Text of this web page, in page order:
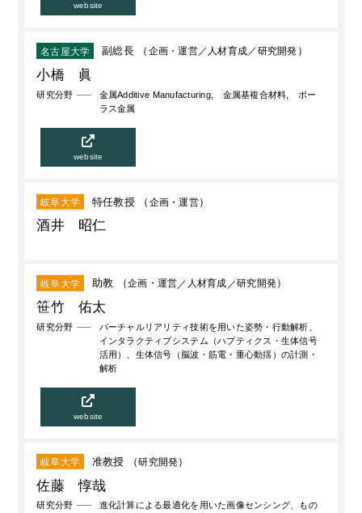
website
名古屋大学 副総長 （ 企画・運営 人材育成 研究開発 ）
小橋 眞
研究分野
金属Additive Manufacturing, 金属基複合材料, ポー
ラス金属
website
岐阜大学 特任教授 （ 企画・運営）
酒井 昭仁
岐阜大学 助教 （企画・運営 人材育成 研究開発）
笹竹 佑太
研究分野
バーチャルリアリティ技術を用いた姿勢・行動解析、
インタラクティブシステム（ハプティクス・生体信号
活用）、生体信号（脳波・筋電・重心動揺）の計測・
解析
website
岐阜大学 准教授 （研究開発）
佐藤 惇哉
研究分野
進化計算による最適化を用いた画像センシング、もの